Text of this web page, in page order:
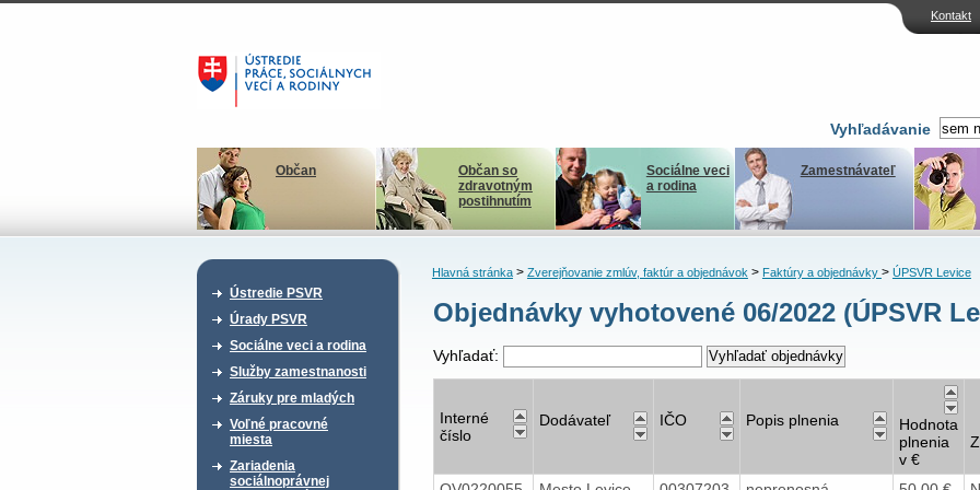
Kontakt
Vyhľadávanie
Občan
Občan so
zdravotným
postihnutím
Sociálne veci
a rodina
Zamestnávateľ
Ústredie PSVR
Úrady PSVR
Sociálne veci a rodina
Služby zamestnanosti
Záruky pre mladých
Voľné pracovné
miesta
Zariadenia
sociálnoprávnej
Hlavná stránka> Zverejňovanie zmlúv, faktúr a objednávok> Faktúry a objednávky > ÚPSVR Levice
Objednávky vyhotovené 06/2022 (ÚPSVR
Vyhľadať:
Interné
číslo
Dodávateľ IČO Popis plnenia
Hodnota
plnenia
v €